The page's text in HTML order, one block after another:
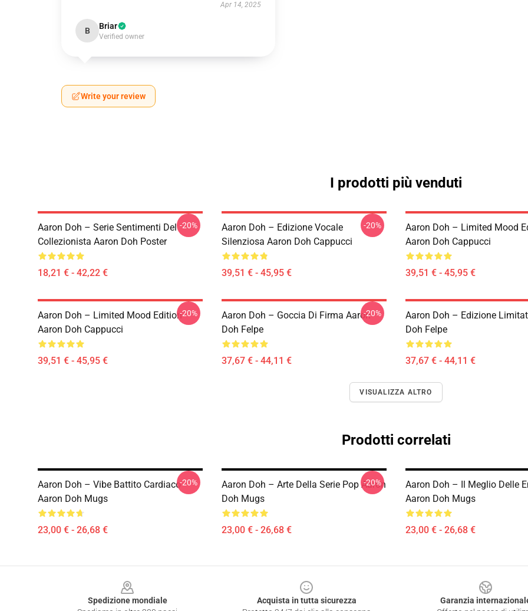
Apr 14, 2025
B Briar
Verified owner
Write your review
I prodotti più venduti
Aaron Doh – Serie Sentimenti Del
Collezionista Aaron Doh Poster
18,21 € - 42,22 €
-20%
Aaron Doh – Edizione Vocale
Silenziosa Aaron Doh Cappucci
39,51 € - 45,95 €
-20%
Aaron Doh – Limited Mood
Aaron Doh Cappucci
39,51 € - 45,95 €
Aaron Doh – Limited Mood Edition
Aaron Doh Cappucci
39,51 € - 45,95 €
-20%
Aaron Doh – Goccia Di Firma Aaron
Doh Felpe
37,67 € - 44,11 €
-20%
Aaron Doh – Edizione
Doh Felpe
37,67 € - 44,11 €
VISUALIZZA ALTRO
Prodotti correlati
Aaron Doh – Vibe Battito Cardiaco
Aaron Doh Mugs
23,00 € - 26,68 €
-20%
Aaron Doh – Arte Della Serie Pop Aaron
Doh Mugs
23,00 € - 26,68 €
-20%
Aaron Doh – Il Meglio Delle
Aaron Doh Mugs
23,00 € - 26,68 €
Spedizione mondiale
Acquista in tutta sicurezza
Garanzia